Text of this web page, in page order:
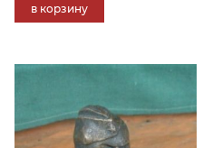
в корзину